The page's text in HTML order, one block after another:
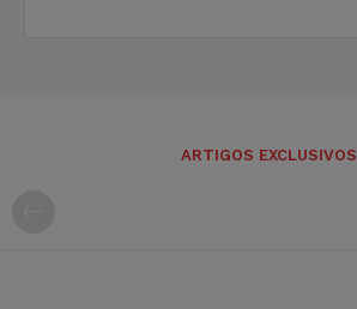
ARTIGOS EXCLUSIVOS